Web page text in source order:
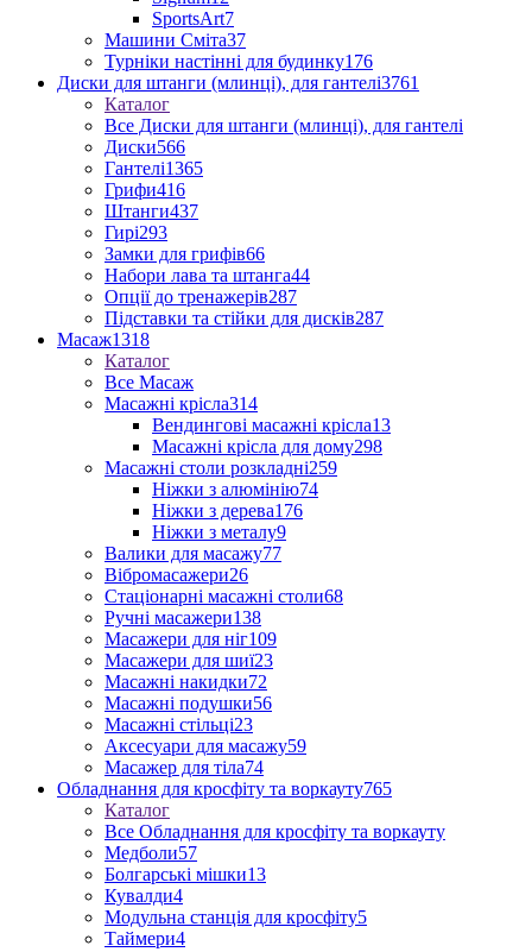
SportsArt7
Машини Сміта37
Турніки настінні для будинку176
Диски для штанги (млинці), для гантелі3761
Каталог
Все Диски для штанги (млинці), для гантелі
Диски566
Гантелі1365
Грифи416
Штанги437
Гирі293
Замки для грифів66
Набори лава та штанга44
Опції до тренажерів287
Підставки та стійки для дисків287
Масаж1318
Каталог
Все Масаж
Масажні крісла314
Вендингові масажні крісла13
Масажні крісла для дому298
Масажні столи розкладні259
Ніжки з алюмінію74
Ніжки з дерева176
Ніжки з металу9
Валики для масажу77
Вібромасажери26
Стаціонарні масажні столи68
Ручні масажери138
Масажери для ніг109
Масажери для шиї23
Масажні накидки72
Масажні подушки56
Масажні стільці23
Аксесуари для масажу59
Масажер для тіла74
Обладнання для кросфіту та воркауту765
Каталог
Все Обладнання для кросфіту та воркауту
Медболи57
Болгарські мішки13
Кувалди4
Модульна станція для кросфіту5
Таймери4